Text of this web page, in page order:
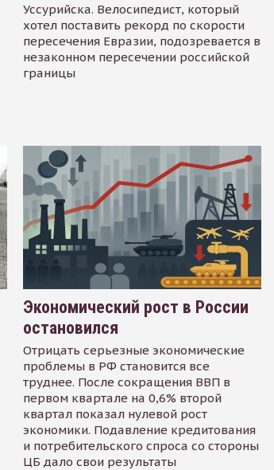
Уссурийска. Велосипедист, который
хотел поставить рекорд по скорости
пересечения Евразии, подозревается в
незаконном пересечении российской
границы
Экономический рост в России
остановился
Отрицать серьезные экономические
проблемы в РФ становится все
труднее. После сокращения ВВП в
первом квартале на 0,6% второй
квартал показал нулевой рост
экономики. Подавление кредитования
и потребительского спроса со стороны
ЦБ дало свои результаты